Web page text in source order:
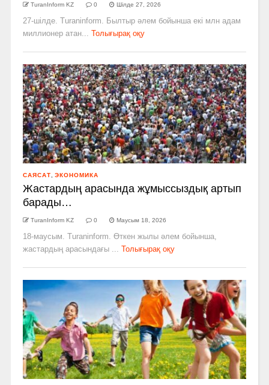
TuranInform KZ 0 Шілде 27, 2026
27-шілде. Turaninform. Былтыр әлем бойынша екі млн адам
миллионер атан...
Толығырақ оқу
САЯСАТ ЭКОНОМИКА
Жастардың арасында жұмыссыздық артып
барады…
TuranInform KZ 0 Маусым 18, 2026
18-маусым. Turaninform. Өткен жылы әлем бойынша,
жастардың арасындағы ...
Толығырақ оқу